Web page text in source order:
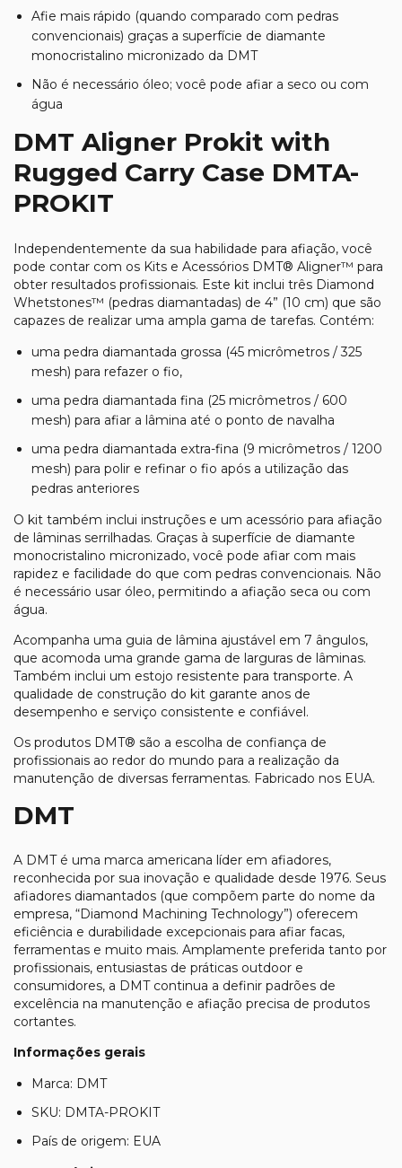
Afie mais rápido (quando comparado com pedras
convencionais) graças a superfície de diamante
monocristalino micronizado da DMT
Não é necessário óleo; você pode afiar a seco ou com
água
DMT Aligner Prokit with
Rugged Carry Case DMTA-
PROKIT
Independentemente da sua habilidade para afiação, você
pode contar com os Kits e Acessórios DMT® Aligner™ para
obter resultados profissionais. Este kit inclui três Diamond
Whetstones™ (pedras diamantadas) de 4” (10 cm) que são
capazes de realizar uma ampla gama de tarefas. Contém:
uma pedra diamantada grossa (45 micrômetros / 325
mesh) para refazer o fio,
uma pedra diamantada fina (25 micrômetros / 600
mesh) para afiar a lâmina até o ponto de navalha
uma pedra diamantada extra-fina (9 micrômetros / 1200
mesh) para polir e refinar o fio após a utilização das
pedras anteriores
O kit também inclui instruções e um acessório para afiação
de lâminas serrilhadas. Graças à superfície de diamante
monocristalino micronizado, você pode afiar com mais
rapidez e facilidade do que com pedras convencionais. Não
é necessário usar óleo, permitindo a afiação seca ou com
água.
Acompanha uma guia de lâmina ajustável em 7 ângulos,
que acomoda uma grande gama de larguras de lâminas.
Também inclui um estojo resistente para transporte. A
qualidade de construção do kit garante anos de
desempenho e serviço consistente e confiável.
Os produtos DMT® são a escolha de confiança de
profissionais ao redor do mundo para a realização da
manutenção de diversas ferramentas. Fabricado nos EUA.
DMT
A DMTé uma marca americana líder em afiadores,
reconhecida por sua inovação e qualidade desde 1976. Seus
afiadores diamantados (que compõem parte do nome da
empresa, “Diamond Machining Technology”) oferecem
eficiência e durabilidade excepcionais para afiar facas,
ferramentas e muito mais. Amplamente preferida tanto por
profissionais, entusiastas de práticas outdoor e
consumidores, a DMT continua a definir padrões de
excelência na manutenção e afiação precisa de produtos
cortantes.
Informações gerais
Marca: DMT
SKU: DMTA-PROKIT
País de origem: EUA